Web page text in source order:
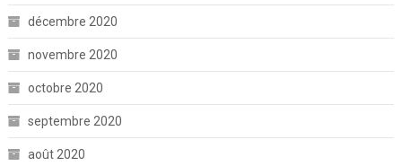
décembre 2020
novembre 2020
octobre 2020
septembre 2020
août 2020